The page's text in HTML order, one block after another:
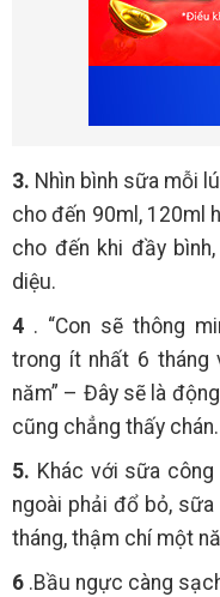
3. Nhìn bình sữa mỗi
cho đến 90ml, 120ml
cho đến khi đầy
diệu.
4 . “Con sẽ thông
trong ít nhất 6 tháng
năm” – Đây sẽ là
cũng chẳng thấy chán.
5. Khác với sữa
ngoài phải đổ bỏ,
tháng, thậm chí một
6 .Bầu ngực càng